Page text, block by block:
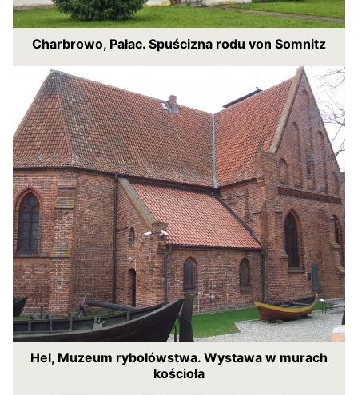
Charbrowo, Pałac. Spuścizna rodu von Somnitz
Hel, Muzeum rybołówstwa. Wystawa w murach
kościoła